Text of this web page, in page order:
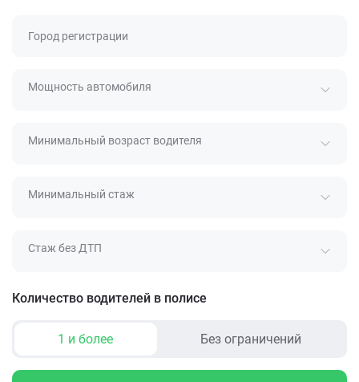
Город регистрации
Мощность автомобиля
Минимальный возраст водителя
Минимальный стаж
Стаж без ДТП
Количество водителей в полисе
1 и более Без ограничений